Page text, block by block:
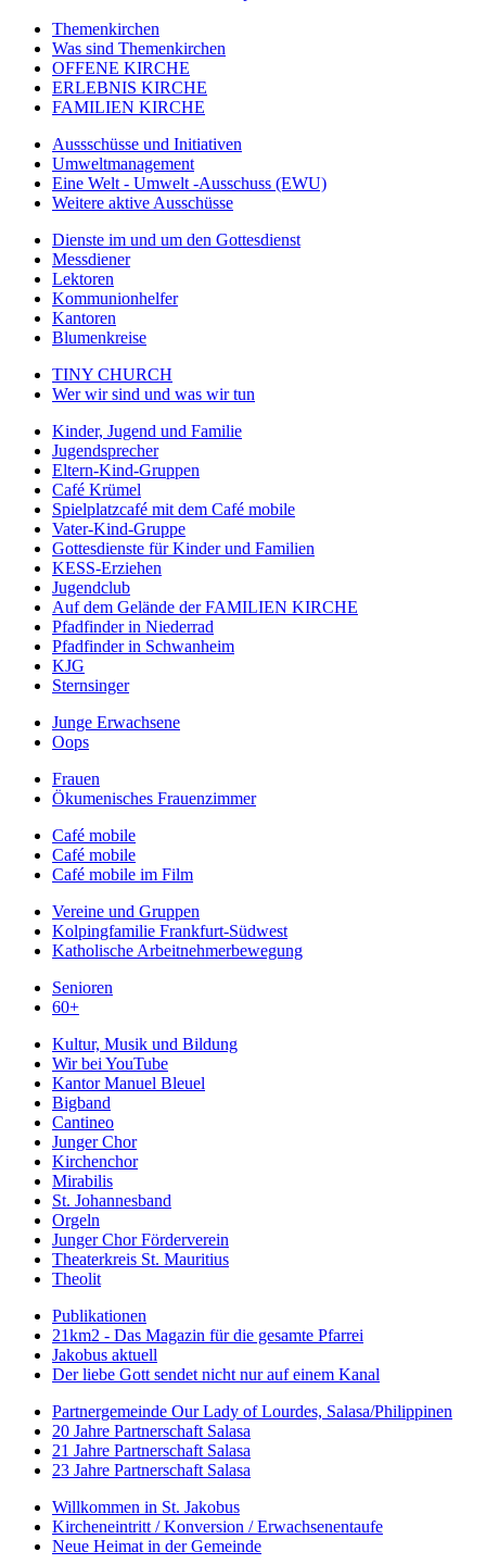
Themenkirchen
Was sind Themenkirchen
OFFENE KIRCHE
ERLEBNIS KIRCHE
FAMILIEN KIRCHE
Aussschüsse und Initiativen
Umweltmanagement
Eine Welt - Umwelt -Ausschuss (EWU)
Weitere aktive Ausschüsse
Dienste im und um den Gottesdienst
Messdiener
Lektoren
Kommunionhelfer
Kantoren
Blumenkreise
TINY CHURCH
Wer wir sind und was wir tun
Kinder, Jugend und Familie
Jugendsprecher
Eltern-Kind-Gruppen
Café Krümel
Spielplatzcafé mit dem Café mobile
Vater-Kind-Gruppe
Gottesdienste für Kinder und Familien
KESS-Erziehen
Jugendclub
Auf dem Gelände der FAMILIEN KIRCHE
Pfadfinder in Niederrad
Pfadfinder in Schwanheim
KJG
Sternsinger
Junge Erwachsene
Oops
Frauen
Ökumenisches Frauenzimmer
Café mobile
Café mobile
Café mobile im Film
Vereine und Gruppen
Kolpingfamilie Frankfurt-Südwest
Katholische Arbeitnehmerbewegung
Senioren
60+
Kultur, Musik und Bildung
Wir bei YouTube
Kantor Manuel Bleuel
Bigband
Cantineo
Junger Chor
Kirchenchor
Mirabilis
St. Johannesband
Orgeln
Junger Chor Förderverein
Theaterkreis St. Mauritius
Theolit
Publikationen
21km2 - Das Magazin für die gesamte Pfarrei
Jakobus aktuell
Der liebe Gott sendet nicht nur auf einem Kanal
Partnergemeinde Our Lady of Lourdes, Salasa/Philippinen
20 Jahre Partnerschaft Salasa
21 Jahre Partnerschaft Salasa
23 Jahre Partnerschaft Salasa
Willkommen in St. Jakobus
Kircheneintritt / Konversion / Erwachsenentaufe
Neue Heimat in der Gemeinde